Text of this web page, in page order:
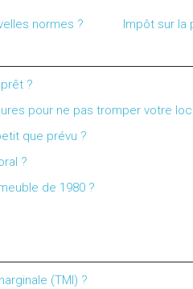
normes ? Impôt sur la
?
pour ne pas tromper votre
que prévu ?
?
de 1980 ?
(TMI) ?